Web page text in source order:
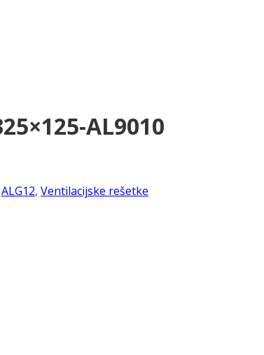
AL9010
ALG12, Ventilacijske rešetke